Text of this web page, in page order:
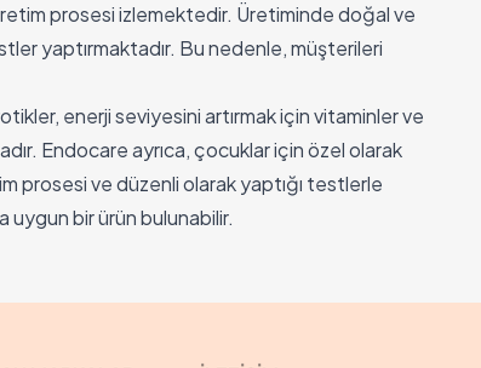
prosesi izlemektedir. Üretiminde doğal ve
yaptırmaktadır. Bu nedenle, müşterileri
enerji seviyesini artırmak için vitaminler ve
Endocare ayrıca, çocuklar için özel olarak
prosesi ve düzenli olarak yaptığı testlerle
bir ürün bulunabilir.